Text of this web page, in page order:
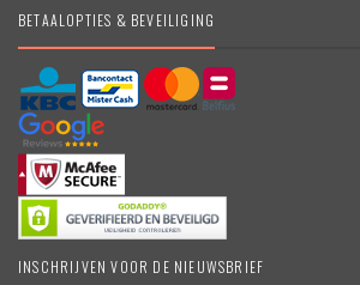
BETAALOPTIES & BEVEILIGING
INSCHRIJVEN VOOR DE NIEUWSBRIEF